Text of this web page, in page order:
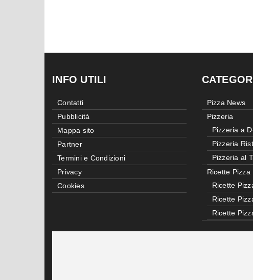
INFO UTILI
Contatti
Pubblicità
Mappa sito
Partner
Termini e Condizioni
Privacy
Cookies
Pizza News
Pizzeria
Pizzeria a
Pizzeria
Pizzeria al
Ricette Pizza
Ricette
Ricette
Ricette